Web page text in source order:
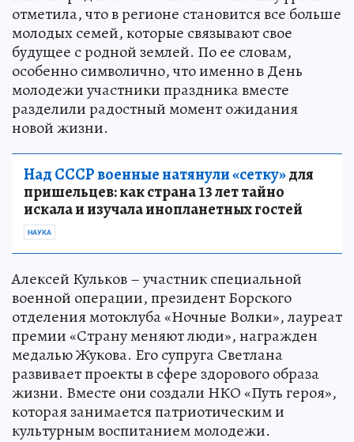
отметила, что в регионе становится все больше
молодых семей, которые связывают свое
будущее с родной землей. По ее словам,
особенно символично, что именно в День
молодежи участники праздника вместе
разделили радостный момент ожидания
новой жизни.
Над СССР военные натянули «сетку»для
пришельцев: как страна 13 лет тайно
искала и изучала инопланетных гостей
НАУКА
Алексей Кульков – участник специальной
военной операции, президент Борского
отделения мотоклуба «Ночные Волки», лауреат
премии «Страну меняют люди», награжден
медалью Жукова. Его супруга Светлана
развивает проекты в сфере здорового образа
жизни. Вместе они создали НКО «Путь героя»,
которая занимается патриотическим и
культурным воспитанием молодежи.